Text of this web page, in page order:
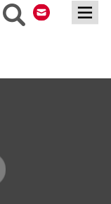
Suche